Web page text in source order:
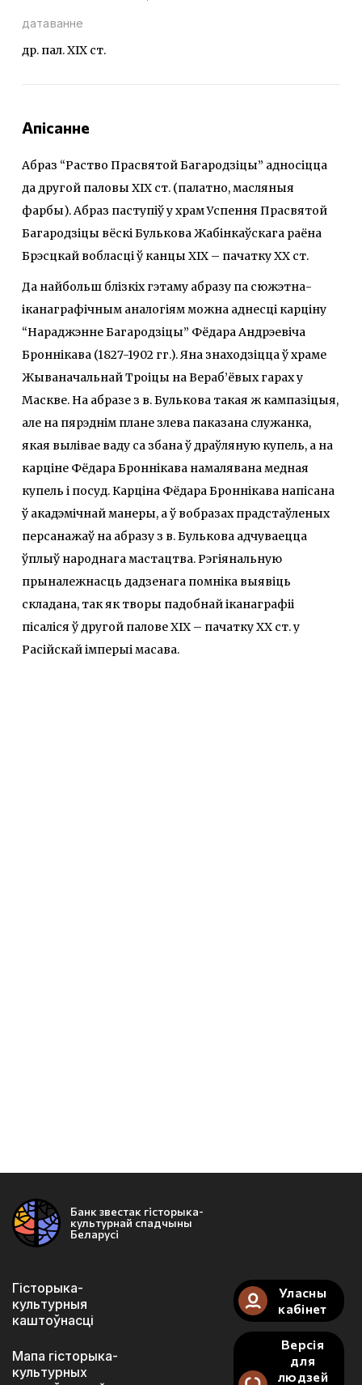
датаванне
др. пал. ХІХ ст.
Апісанне
Абраз “Раство Прасвятой Багародзіцы” адносіцца
да другой паловы ХІХ ст. (палатно, масляныя
фарбы). Абраз паступіў у храм Успення Прасвятой
Багародзіцы вёскі Булькова Жабінкаўскага раёна
Брэсцкай вобласці ў канцы XIX – пачатку XX cт.
Да найбольш блізкіх гэтаму абразу па сюжэтна-
іканаграфічным аналогіям можна аднесці карціну
“Нараджэнне Багародзіцы” Фёдара Андрэевіча
Броннікава (1827-1902 гг.). Яна знаходзіцца ў храме
Жываначальнай Троіцы на Вераб’ёвых гарах у
Маскве. На абразе з в. Булькова такая ж кампазіцыя,
але на пярэднім плане злева паказана служанка,
якая вылівае ваду са збана ў драўляную купель, а на
карціне Фёдара Броннікава намалявана медная
купель і посуд. Карціна Фёдара Броннікава напісана
ў акадэмічнай манеры, а ў вобразах прадстаўленых
персанажаў на абразу з в. Булькова адчуваецца
ўплыў народнага мастацтва. Рэгіянальную
прыналежнасць дадзенага помніка выявіць
складана, так як творы падобнай іканаграфіі
пісаліся ў другой палове XIX – пачатку XX ст. у
Расійскай імперыі масава.
Банк звестак гісторыка-
культурнай спадчыны
Беларусі
Гісторыка-
культурныя
каштоўнасці
Мапа гісторыка-
культурных
Уласны
кабінет
Версія
для
людзей